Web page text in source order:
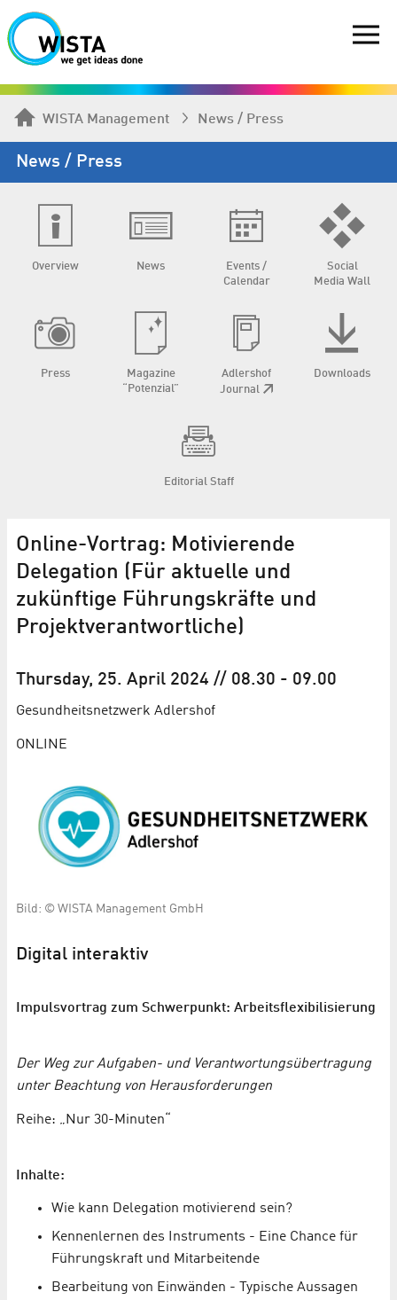
WISTA Management News / Press
News / Press
Overview News
Events /
Calendar
Social
Media Wall
Press
Magazine
“Potenzial”
Adlershof
Journal
Downloads
Editorial Staff
Online-Vortrag: Motivierende
Delegation (Für aktuelle und
zukünftige Führungskräfte und
Projektverantwortliche)
Thursday, 25. April 2024 // 08.30 - 09.00
Gesundheits­netzwerk Adlershof
ONLINE
Bild: © WISTA Management GmbH
Digital interaktiv
Impulsvortrag zum Schwerpunkt: Arbeitsflexibilisierung
Der Weg zur Aufgaben- und Verantwortungsübertragung
unter Beachtung von Herausforderungen
Reihe: „Nur 30-Minuten“
Inhalte:
Wie kann Delegation motivierend sein?
Kennenlernen des Instruments - Eine Chance für
Führungskraft und Mitarbeitende
Bearbeitung von Einwänden - Typische Aussagen